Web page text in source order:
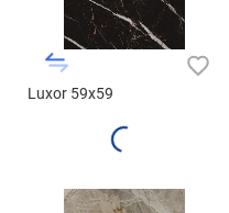
Luxor 59x59